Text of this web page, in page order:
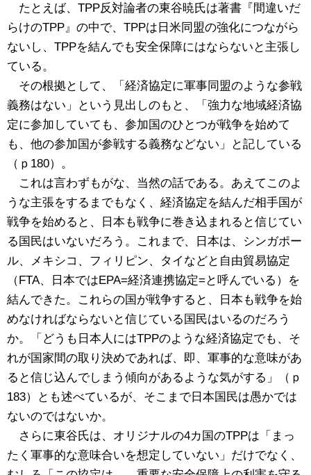
たとえば、TPP反対論者の東谷暁氏は著書『間違いだ
らけのTPP』の中で、TPPは日米同盟の強化につながら
ないし、TPPを結んでも安全保障にはならないと主張し
ている。
その根拠として、「経済協定に軍事同盟のような参戦
義務はない」という見出しのもと、「強力な地域経済協
定に参加していても、参加国のひとつが戦争を始めて
も、他の参加国が参戦する義務などない」と記している
（ｐ180）。
これは言わずもがな、当然の話である。あえてこのよ
うな主張をするまでもなく、経済協定を結んだ相手国が
戦争を始めると、日本も戦争に巻き込まれると信じてい
る国民はいないだろう。これまで、日本は、シンガポー
ル、メキシコ、フィリピン、タイなどと自由貿易協定
（FTA、日本ではEPA=経済連携協定=と呼んでいる）を
結んできた。これらの国が戦争すると、日本も戦争を始
めなければならないと信じている国民はいるのだろう
か。「どうも日本人にはTPPのような経済協定でも、そ
れが国家間の取り決めであれば、即、軍事的な意味があ
ると信じ込んでしまう傾向があるような気がする」（ｐ
183）とも述べているが、そこまで日本国民は愚かでは
ないのではないか。
さらに東谷氏は、オリジナルの4カ国のTPPは「まっ
たく軍事的な意味合いを想定していない」だけでなく、